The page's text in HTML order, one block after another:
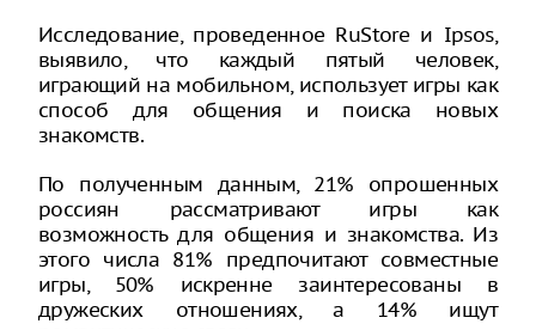
Исследование, проведенное RuStore и Ipsos,
выявило, что каждый пятый человек,
играющий на мобильном, использует игры как
способ для общения и поиска новых
знакомств.
По полученным данным, 21% опрошенных
россиян рассматривают игры как
возможность для общения и знакомства. Из
этого числа 81% предпочитают совместные
игры, 50% искренне заинтересованы в
дружеских отношениях, а 14% ищут